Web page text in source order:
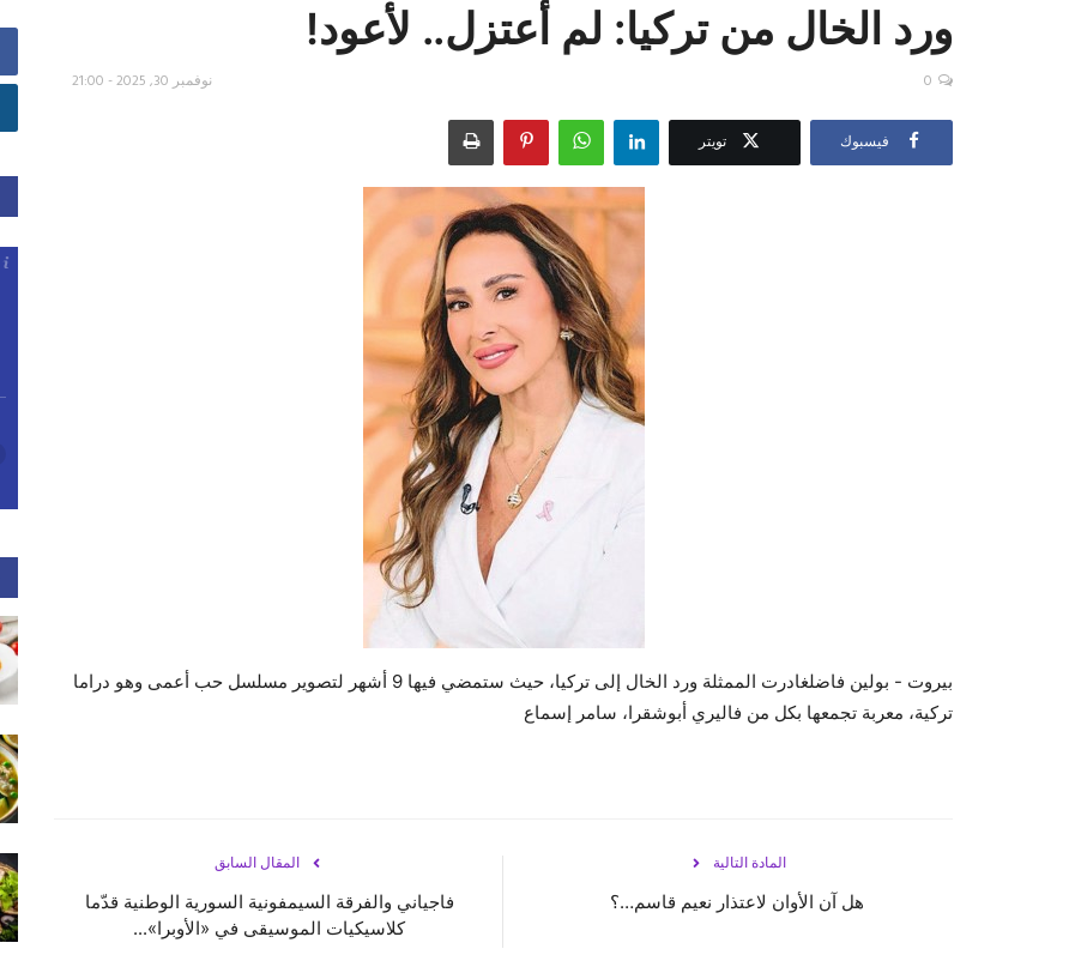
ورد الخال من تركيا: لم أعتزل.. لأعود!
نوفمبر 30, 2025 - 21:00 0
فيسبوك تويتر
بيروت - بولين فاضلغادرت الممثلة ورد الخال إلى تركيا، حيث ستمضي فيها 9 أشهر لتصوير مسلسل حب أعمى وهو دراما
تركية، معربة تجمعها بكل من فاليري أبوشقرا، سامر إسماع
المقال السابق
فاجياني والفرقة السيمفونية السورية الوطنية قدّما
كلاسيكيات الموسيقى في «الأوبرا»...
المادة التالية
هل آن الأوان لاعتذار نعيم قاسم…؟